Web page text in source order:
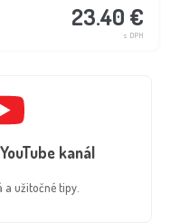
23.40 €
s DPH
kanál
a užitočné tipy.